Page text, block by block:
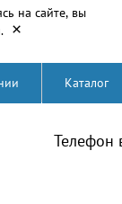
на сайте, вы
×
Каталог
Телефон